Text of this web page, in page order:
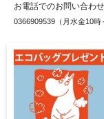
お電話でのお問い合わせ
0366909539（月水金10時
お知らせ 会社概要 利
個人情報保護方針 個人